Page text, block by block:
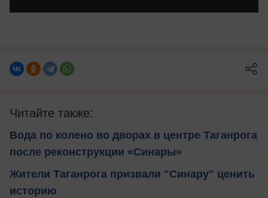
Читайте также:
Вода по колено во дворах в центре Таганрога
после реконструкции «Синары»
Жители Таганрога призвали "Синару" ценить
историю